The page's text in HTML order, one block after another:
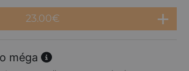
23.00€
méga